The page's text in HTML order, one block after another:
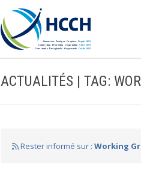
ACTUALITÉS | TAG:
Rester informé sur :Working